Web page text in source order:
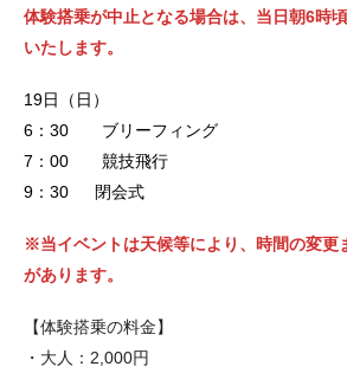
体験搭乗が中止となる場合は、当日朝6時
いたします。
19日（日）
6：30 ブリーフィング
7：00 競技飛行
9：30 閉会式
※当イベントは天候等により、時間の変更
があります。
【体験搭乗の料金】
・大人：2,000円